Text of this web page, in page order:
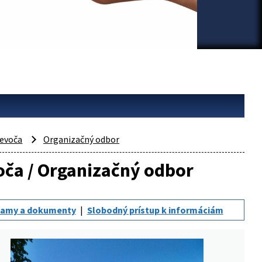
Organizačný odbor
/ Organizačný odbor
a dokumenty Slobodný prístup k informáciám